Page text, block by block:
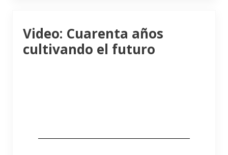
Video: Cuarenta años
cultivando el futuro